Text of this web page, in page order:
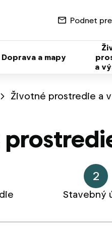
Podnet
Doprava a mapy
a
Životné prostredie a
2
Stavebný